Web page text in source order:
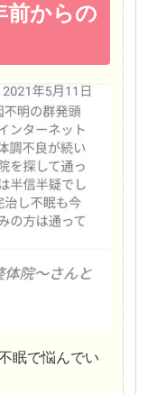
前からの
眠で悩んでい